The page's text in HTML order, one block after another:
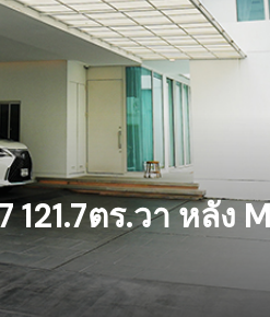
ตร.วา หลัง